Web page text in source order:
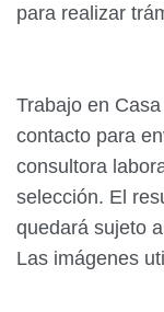
para realizar
Trabajo en
contacto para
consultora
selección. El
quedará sujeto
Las imágenes